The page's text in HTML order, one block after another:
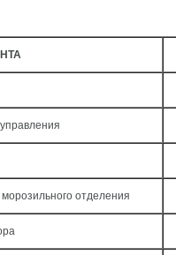
отделения